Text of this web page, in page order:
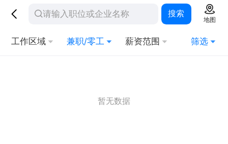
搜索
地图
工作区域 兼职/零工 薪资范围 筛选
暂无数据